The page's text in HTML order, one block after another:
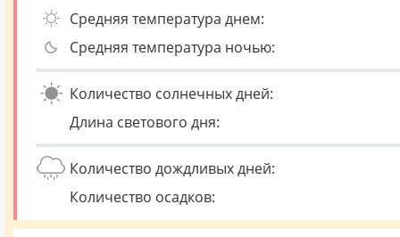
Средняя температура днем:
Средняя температура ночью:
Количество солнечных дней:
Длина светового дня:
Количество дождливых дней:
Количество осадков: